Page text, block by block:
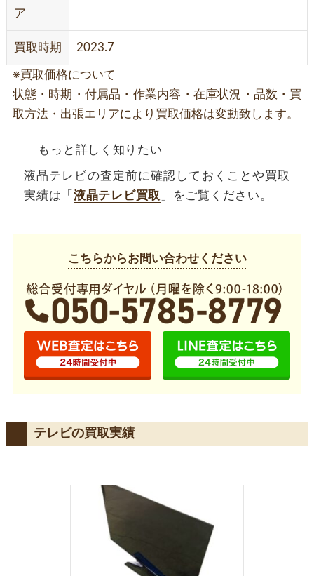
ア
買取時期 2023.7
※買取価格について
状態・時期・付属品・作業内容・在庫状況・品数・買
取方法・出張エリアにより買取価格は変動致します。
もっと詳しく知りたい
液晶テレビの査定前に確認しておくことや買取
実績は「 液晶テレビ買取 」をご覧ください。
こちらからお問い合わせください
テレビの買取実績